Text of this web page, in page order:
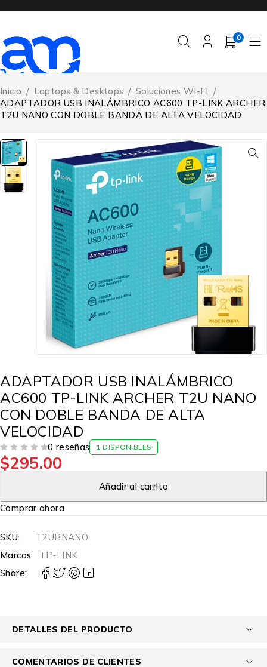
0
Inicio / Laptops & Desktops / Soluciones WI-FI /
ADAPTADOR USB INALÁMBRICO AC600 TP-LINK ARCHER
T2U NANO CON DOBLE BANDA DE ALTA VELOCIDAD
ADAPTADOR USB INALÁMBRICO
AC600 TP-LINK ARCHER T2U NANO
CON DOBLE BANDA DE ALTA
VELOCIDAD
0 reseñas 1 DISPONIBLES
$295.00
Añadir al carrito
Comprar ahora
SKU:
T2UBNANO
Marcas:
TP-LINK
Share:
DETALLES DEL PRODUCTO
COMENTARIOS DE CLIENTES